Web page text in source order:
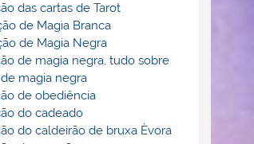
das cartas de Tarot
de Magia Branca
de Magia Negra
de magia negra, tudo sobre
magia negra
de obediência
do cadeado
do caldeirão de bruxa Èvora